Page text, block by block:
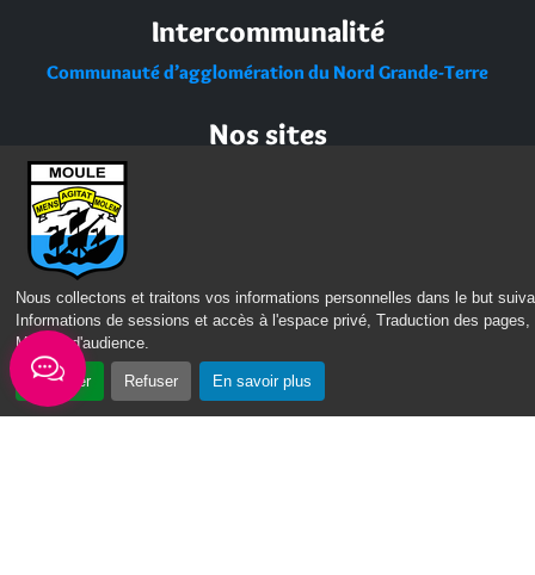
Nous collectons et traitons vos informations personnelles dans le but
Informations de sessions et accès à l'espace privé, Traduction des pages,
Mesure d'audience.
Accepter Refuser En savoir plus
Intercommunalité
Communauté d’agglomération du Nord Grande-Terre
Nos sites
Portail des Médiathèques Nord Guadeloupe